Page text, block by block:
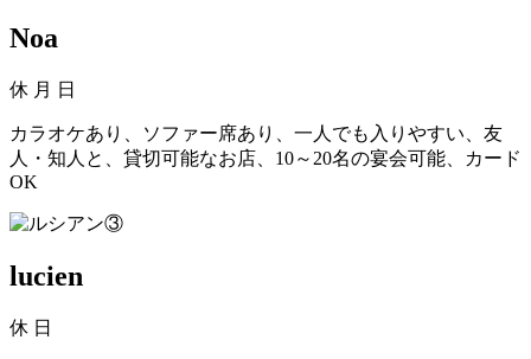
Noa
休 月 日
カラオケあり、ソファー席あり、一人でも入りやすい、友
人・知人と、貸切可能なお店、10～20名の宴会可能、カード
OK
lucien
休 日